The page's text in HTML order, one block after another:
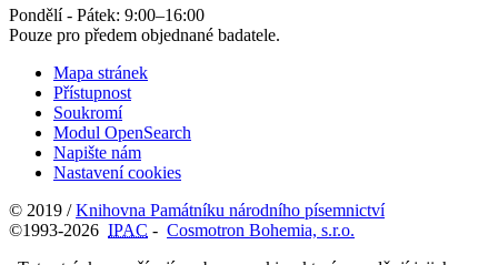
Pondělí - Pátek: 9:00–16:00
Pouze pro předem objednané badatele.
Mapa stránek
Přístupnost
Soukromí
Modul OpenSearch
Napište nám
Nastavení cookies
© 2019 /Knihovna Památníku národního písemnictví
©1993-2026 IPAC - Cosmotron Bohemia, s.r.o.